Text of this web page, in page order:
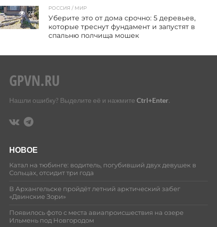
23
РОССИЯ / МИР
Уберите это от дома срочно: 5 деревьев,
которые треснут фундамент и запустят в
спальню полчища мошек
Нашли ошибку? Выделите её и нажмите Ctrl+Enter.
НОВОЕ
Катал на тюбинге: водитель, погубивший двух девушек в
Сольцах, отсидит три года
В Архангельске пройдёт летний арктический забег
«Двинские Зори»
Появилось фото с места авиапроисшествия на озере
Ильмень под Новгородом